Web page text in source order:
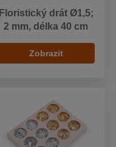
Floristický drát Ø1,5;
2 mm, délka 40 cm
Zobrazit